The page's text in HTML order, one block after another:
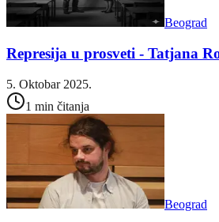
Beograd
Represija u prosveti - Tatjana
5. Oktobar 2025.
1 min čitanja
Beograd